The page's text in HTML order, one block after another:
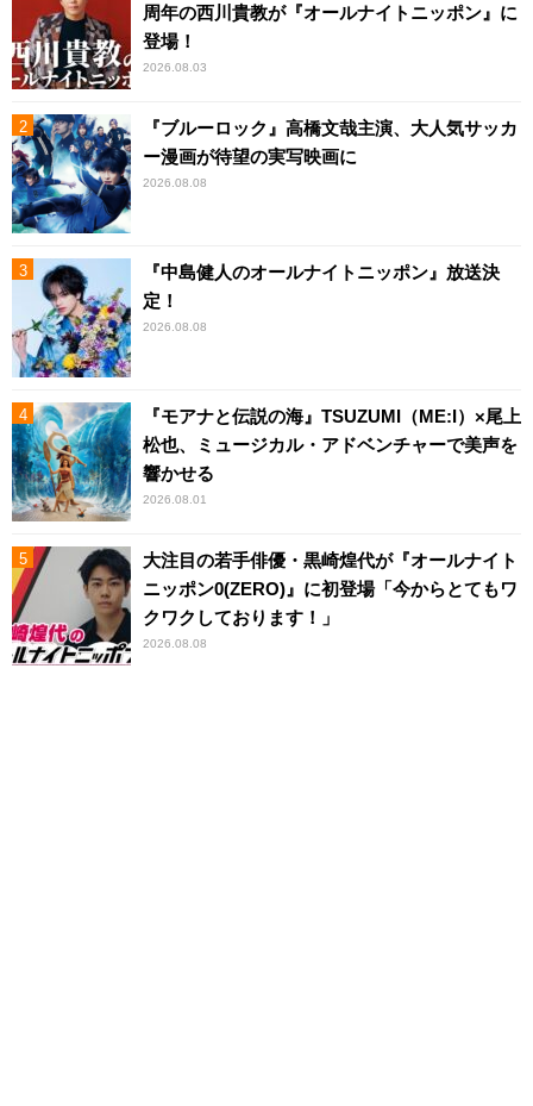
周年の西川貴教が『オールナイトニッポン』に
登場！
2026.08.03
『ブルーロック』高橋文哉主演、大人気サッカ
ー漫画が待望の実写映画に
2026.08.08
『中島健人のオールナイトニッポン』放送決
定！
2026.08.08
『モアナと伝説の海』TSUZUMI（ME:I）×尾上
松也、ミュージカル・アドベンチャーで美声を
響かせる
2026.08.01
大注目の若手俳優・黒崎煌代が『オールナイト
ニッポン0(ZERO)』に初登場「今からとてもワ
クワクしております！」
2026.08.08